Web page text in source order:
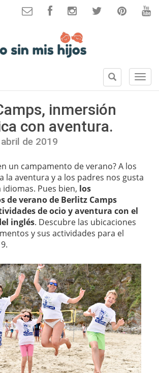
S
e
B
u
c
r
inmersión
con aventura.
de 2019
un campamento de verano? A los
la aventura y a los padres nos gusta
Pues bien, los
de verano de Berlitz Camps
de ocio y aventura con el
inglés. Descubre las ubicaciones
y sus actividades para el